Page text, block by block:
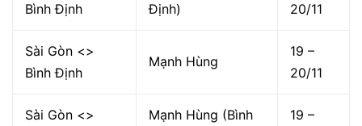
Bình Định
Định)
20/11
Sài Gòn <>
Bình Định
Mạnh Hùng
19 –
20/11
Sài Gòn <>
Mạnh Hùng (Bình
19 –